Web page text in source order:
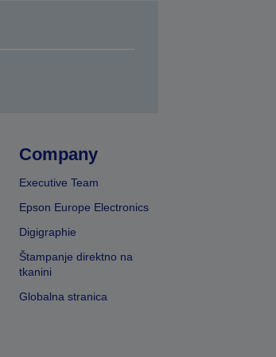
Company
Executive Team
Epson Europe Electronics
Digigraphie
Štampanje direktno na
tkanini
Globalna stranica